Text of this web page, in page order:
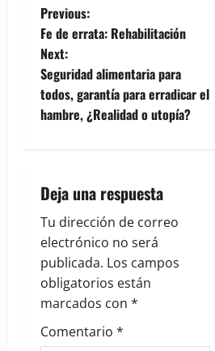
P
o
s
t
a
v
i
g
a
Previous:
Fe de errata: Rehabilitación
Next:
Seguridad alimentaria para
todos, garantía para erradicar el
hambre, ¿Realidad o utopía?
Deja una respuesta
Tu dirección de correo
electrónico no será
publicada. Los campos
obligatorios están
marcados con *
Comentario *